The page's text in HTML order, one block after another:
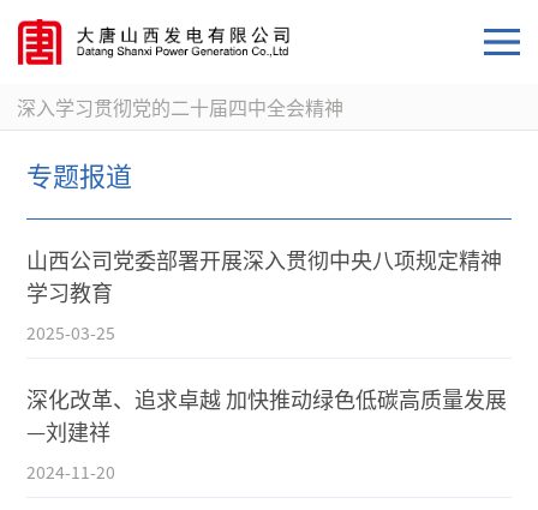
深入学习贯彻党的二十届四中全会精神
专题报道
山西公司党委部署开展深入贯彻中央八项规定精神
学习教育
2025-03-25
深化改革、追求卓越 加快推动绿色低碳高质量发展
—刘建祥
2024-11-20